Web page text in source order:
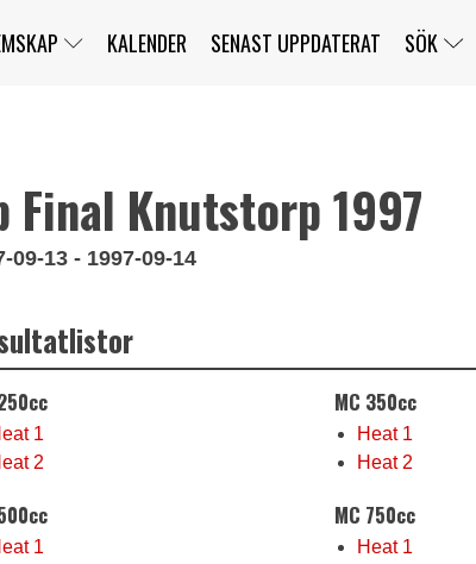
KALENDER SENAST UPPDATERAT SÖK
FÖRARE
KLASSER
BANOR
Final Knutstorp 1997
13 - 1997-09-14
1
2
MC 350cc
Heat 1
Heat 2
1
MC 750cc
Heat 1